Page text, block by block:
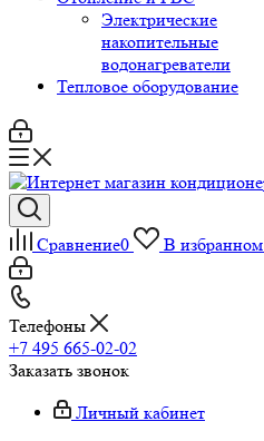
Электрические
накопительные
водонагреватели
Тепловое оборудование
Сравнение0 В избранном
Телефоны
+7 495 665-02-02
Заказать звонок
Личный кабинет